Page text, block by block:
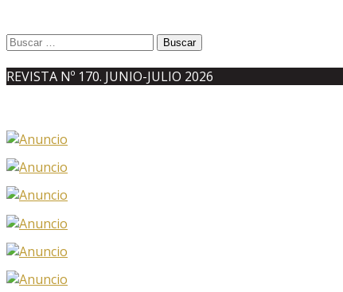
Buscar:
REVISTA Nº 170. JUNIO-JULIO 2026